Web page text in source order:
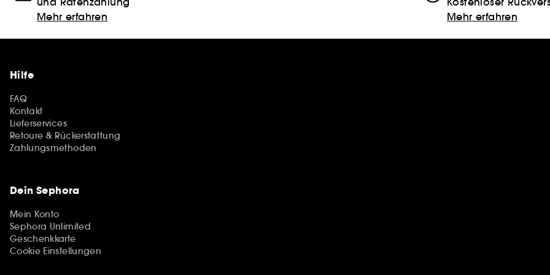
Mehr erfahren
Mehr erfahren
Hilfe
FAQ
Kontakt
Lieferservices
Retoure & Rückerstattung
Zahlungsmethoden
Dein Sephora
Mein Konto
Sephora Unlimited
Geschenkkarte
Cookie Einstellungen